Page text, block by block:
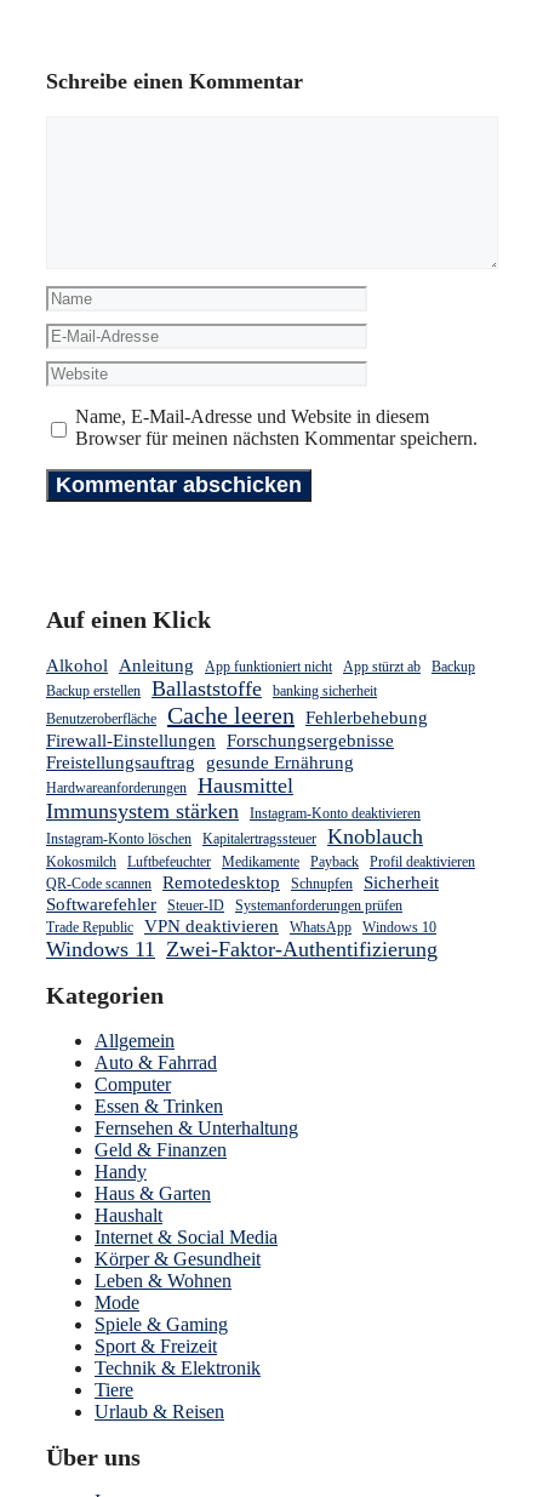
Schreibe einen Kommentar
Name
E-
Mail-
Adresse
Website
Name, E-Mail-Adresse und Website in diesem
Browser für meinen nächsten Kommentar speichern.
Auf einen Klick
Alkohol Anleitung App funktioniert nicht App stürzt ab
Backup
Backup erstellen
Ballaststoffe
banking sicherheit
Benutzeroberfläche
Cache leeren Fehlerbehebung
Firewall-Einstellungen Forschungsergebnisse
Freistellungsauftrag
gesunde Ernährung
Hardwareanforderungen
Hausmittel
Immunsystem stärken
Instagram-Konto deaktivieren
Instagram-Konto löschen
Kapitalertragssteuer Knoblauch
Kokosmilch Luftbefeuchter Medikamente Payback
Profil deaktivieren
QR-Code scannen
Remotedesktop Schnupfen
Sicherheit
Softwarefehler
Steuer-ID
Systemanforderungen prüfen
Trade Republic
VPN deaktivieren WhatsApp Windows 10
Windows 11 Zwei-Faktor-Authentifizierung
Kategorien
Allgemein
Auto & Fahrrad
Computer
Essen & Trinken
Fernsehen & Unterhaltung
Geld & Finanzen
Handy
Haus & Garten
Haushalt
Internet & Social Media
Körper & Gesundheit
Leben & Wohnen
Mode
Spiele & Gaming
Sport & Freizeit
Technik & Elektronik
Tiere
Urlaub & Reisen
Über uns